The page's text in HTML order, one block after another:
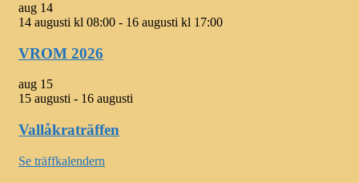
aug 14
14 augusti kl 08:00 - 16 augusti kl 17:00
VROM 2026
aug 15
15 augusti - 16 augusti
Vallåkraträffen
Se träffkalendern